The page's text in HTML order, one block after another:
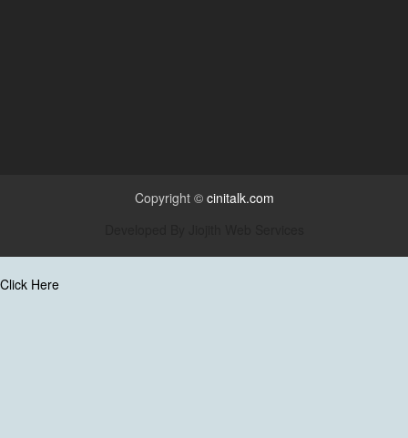
Copyright © cinitalk.com
Click Here